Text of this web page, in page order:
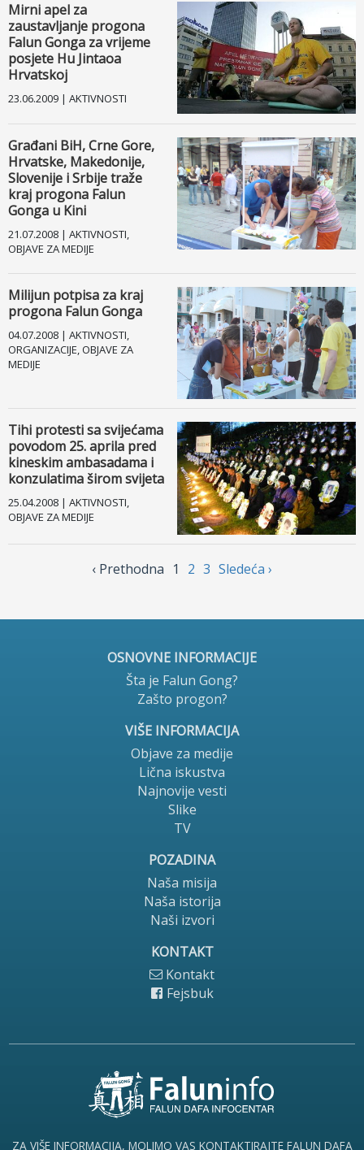
Mirni apel za
zaustavljanje progona
Falun Gonga za vrijeme
posjete Hu Jintaoa
Hrvatskoj
23.06.2009 | AKTIVNOSTI
Građani BiH, Crne Gore,
Hrvatske, Makedonije,
Slovenije i Srbije traže
kraj progona Falun
Gonga u Kini
21.07.2008 | AKTIVNOSTI,
OBJAVE ZA MEDIJE
Milijun potpisa za kraj
progona Falun Gonga
04.07.2008 | AKTIVNOSTI,
ORGANIZACIJE, OBJAVE ZA
MEDIJE
Tihi protesti sa svijećama
povodom 25. aprila pred
kineskim ambasadama i
konzulatima širom svijeta
25.04.2008 | AKTIVNOSTI,
OBJAVE ZA MEDIJE
‹ Prethodnа 1 2 3 Sledećа ›
OSNOVNE INFORMACIJE
Šta je Falun Gong?
Zašto progon?
VIŠE INFORMACIJA
Objave za medije
Lična iskustva
Najnovije vesti
Slike
TV
POZADINA
Naša misija
Naša istorija
Naši izvori
KONTAKT
Kontakt
Fejsbuk
ZA VIŠE INFORMACIJA, MOLIMO VAS KONTAKTIRAJTE FALUN DAFA